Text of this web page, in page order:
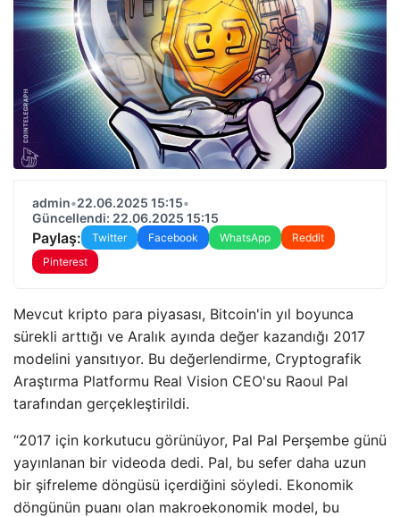
admin•22.06.2025 15:15•
Güncellendi: 22.06.2025 15:15
Paylaş: Twitter Facebook WhatsApp
Reddit
Pinterest
Mevcut kripto para piyasası, Bitcoin'in yıl boyunca
sürekli arttığı ve Aralık ayında değer kazandığı 2017
modelini yansıtıyor. Bu değerlendirme, Cryptografik
Araştırma Platformu Real Vision CEO'su Raoul Pal
tarafından gerçekleştirildi.
“2017 için korkutucu görünüyor, Pal Pal Perşembe günü
yayınlanan bir videoda dedi. Pal, bu sefer daha uzun
bir şifreleme döngüsü içerdiğini söyledi. Ekonomik
döngünün puanı olan makroekonomik model, bu